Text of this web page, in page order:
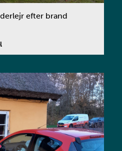
efter brand